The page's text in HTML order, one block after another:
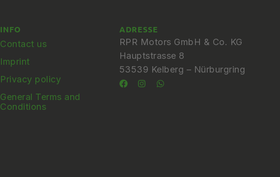
INFO
Contact us
Imprint
Privacy policy
General Terms and
Conditions
ADRESSE
RPR Motors GmbH & Co. KG
Hauptstrasse 8
53539 Kelberg – Nürburgring